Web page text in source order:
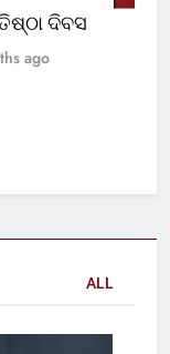
ଦିବସ
ago
ALL